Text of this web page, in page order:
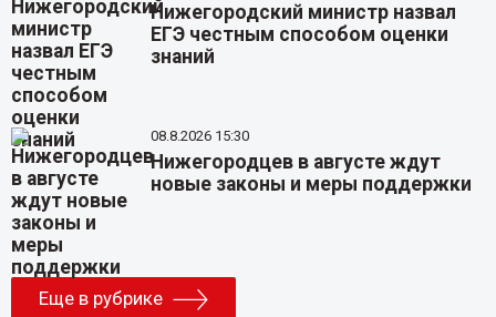
Нижегородский министр назвал
ЕГЭ честным способом оценки
знаний
08.8.2026 15:30
Нижегородцев в августе ждут
новые законы и меры поддержки
Еще в рубрике